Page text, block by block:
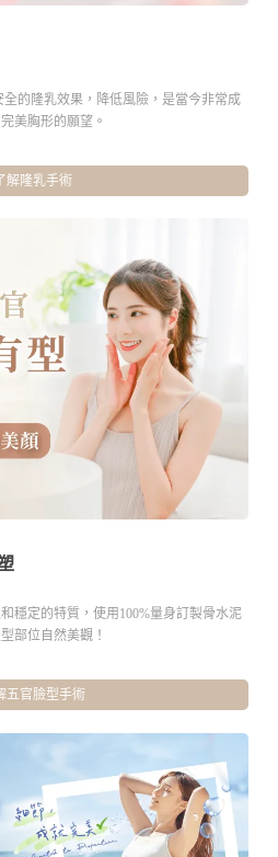
的隆乳效果，降低風險，是當今非常成
美胸形的願望。
了解隆乳手術
穩定的特質，使用100%量身訂製骨水泥
部位自然美觀！
五官臉型手術